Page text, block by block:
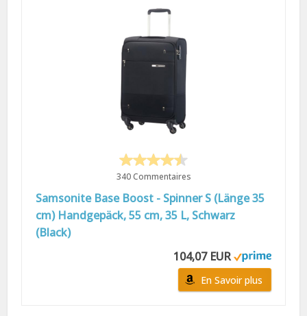
340 Commentaires
Samsonite Base Boost - Spinner S (Länge 35
cm) Handgepäck, 55 cm, 35 L, Schwarz
(Black)
104,07 EUR
En Savoir plus